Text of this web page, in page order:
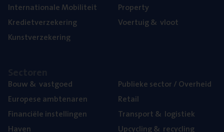
Inter­na­ti­o­na­le Mobiliteit
Kre­diet­ver­ze­ke­ring
Kunst­ver­ze­ke­ring
Pro­per­ty
Voer­tuig& vloot
Bouw& vastgoed
Euro­pe­se ambtenaren
Finan­ci­ë­le instellingen
Haven
Publie­ke sec­tor / Overheid
Retail
Trans­port& logistiek
Upcy­cling& recycling